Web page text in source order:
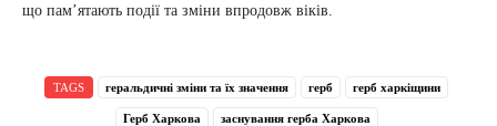
що пам’ятають події та зміни впродовж віків.
TAGS геральдичні зміни та їх значення герб герб харкіщини
Герб Харкова заснування герба Харкова